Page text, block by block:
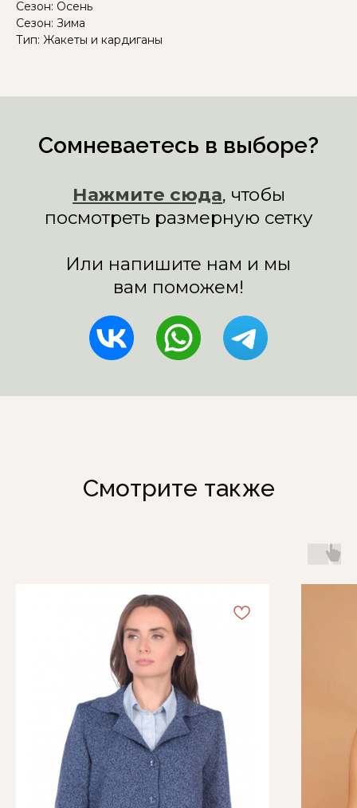
Сезон: Осень
Сезон: Зима
Тип: Жакеты и кардиганы
Смотрите также
Информация
Отзывы
Блог
О компании
Обмен и возврат
Белая Лилия
Оплата и доставка
Распродажа
Подарочные карты